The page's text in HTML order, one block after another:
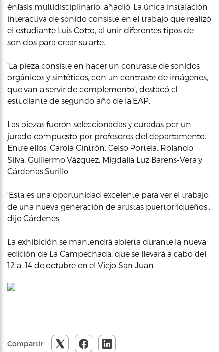
énfasis multidisciplinario’ añadió. La única instalación
interactiva de sonido consiste en el trabajo que realizó
el estudiante Luis Cotto, al unir diferentes tipos de
sonidos para crear su arte.
‘La pieza consiste en hacer un contraste de sonidos
orgánicos y sintéticos, con un contraste de imágenes,
que van a servir de complemento’, destacó el
estudiante de segundo año de la EAP.
Las piezas fueron seleccionadas y curadas por un
jurado compuesto por profesores del departamento.
Entre ellos, Carola Cintrón, Celso Portela, Rolando
Silva, Guillermo Vázquez, Migdalia Luz Barens-Vera y
Cárdenas Surillo.
‘Esta es una oportunidad excelente para ver el trabajo
de una nueva generación de artistas puertorriqueños’,
dijo Cárdenes.
La exhibición se mantendrá abierta durante la nueva
edición de La Campechada, que se llevará a cabo del
12 al 14 de octubre en el Viejo San Juan.
Compartir